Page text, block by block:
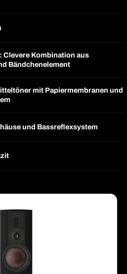
Kombination aus
Bändchenelement
mit Papiermembranen und
und Bassreflexsystem